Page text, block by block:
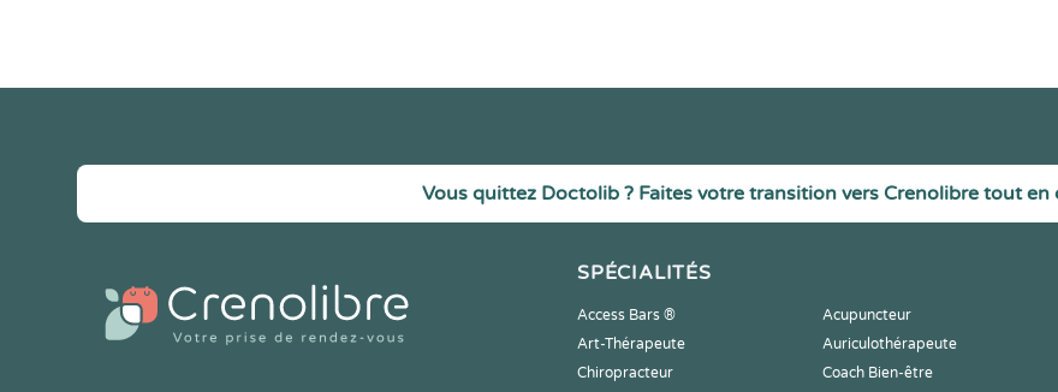
Vous quittez Doctolib ? Faites votre transition vers Crenolibre tout en
SPÉCIALITÉS
Access Bars ® Acupuncteur
Art-Thérapeute
Auriculothérapeute
Chiropracteur
Coach Bien-être